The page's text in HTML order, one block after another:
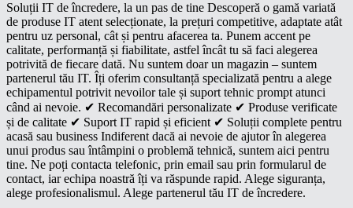
Soluții IT de încredere, la un pas de tine Descoperă o gamă variată
de produse IT atent selecționate, la prețuri competitive, adaptate atât
pentru uz personal, cât și pentru afacerea ta. Punem accent pe
calitate, performanță și fiabilitate, astfel încât tu să faci alegerea
potrivită de fiecare dată. Nu suntem doar un magazin – suntem
partenerul tău IT. Îți oferim consultanță specializată pentru a alege
echipamentul potrivit nevoilor tale și suport tehnic prompt atunci
când ai nevoie. ✔ Recomandări personalizate ✔ Produse verificate
și de calitate ✔ Suport IT rapid și eficient ✔ Soluții complete pentru
acasă sau business Indiferent dacă ai nevoie de ajutor în alegerea
unui produs sau întâmpini o problemă tehnică, suntem aici pentru
tine. Ne poți contacta telefonic, prin email sau prin formularul de
contact, iar echipa noastră îți va răspunde rapid. Alege siguranța,
alege profesionalismul. Alege partenerul tău IT de încredere.